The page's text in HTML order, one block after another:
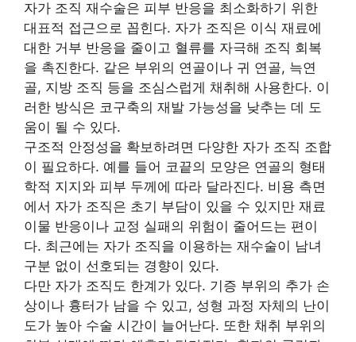
자가 조직 재수술은 피부 반응을 최소화하기 위한
대표적 접근으로 꼽힌다. 자가 조직은 이식 재료에
대한 거부 반응을 줄이고 혈류를 자극해 조직 회복
을 촉진한다. 같은 부위의 연골이나 귀 연골, 늑연
골, 지방 조직 등을 조심스럽게 채취해 사용한다. 이
러한 방식은 코구축의 재발 가능성을 낮추는 데 도
움이 될 수 있다.
구조적 안정성을 확보하려면 다양한 자가 조직 조합
이 필요하다. 예를 들어 코끝의 모양은 연골의 형태
학적 지지와 피부 두께에 따라 달라진다. 비용 측면
에서 자가 조직은 초기 부담이 있을 수 있지만 재료
이물 반응이나 교정 실패의 위험이 줄어드는 편이
다. 최근에는 자가 조직을 이용하는 재수술이 남녀
구분 없이 선호되는 경향이 있다.
다만 자가 조직도 한계가 있다. 기증 부위의 추가 손
상이나 흉터가 남을 수 있고, 성형 과정 자체의 난이
도가 높아 수술 시간이 늘어난다. 또한 채취 부위의